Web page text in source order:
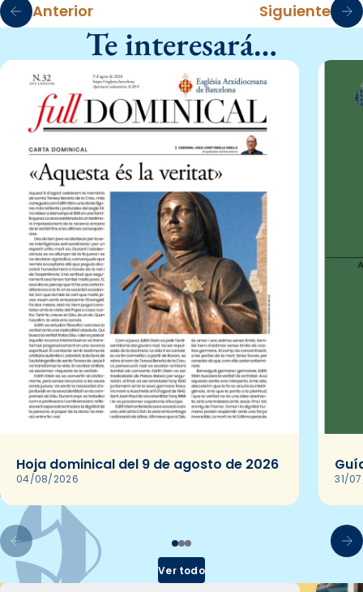
Anterior Siguiente
Te interesará…
Hoja dominical del 9 de agosto de 2026
04/08/2026 31/
Ver todo